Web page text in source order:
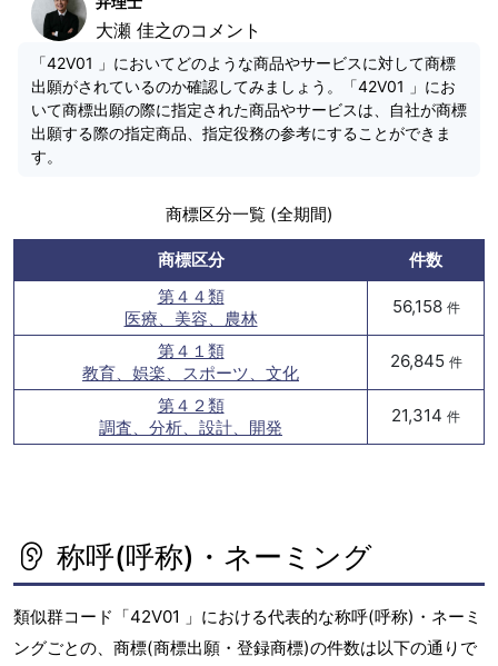
大瀬 佳之のコメント
「42V01 」においてどのような商品やサービスに対して商標
出願がされているのか確認してみましょう。「42V01 」にお
いて商標出願の際に指定された商品やサービスは、自社が商標
出願する際の指定商品、指定役務の参考にすることができま
す。
商標区分一覧 (全期間)
商標区分
件数
第４４類
医療、美容、農林
56,158 件
第４１類
教育、娯楽、スポーツ、文化
26,845 件
第４２類
調査、分析、設計、開発
21,314 件
称呼(呼称)・ネーミング
類似群コード「42V01 」における代表的な称呼(呼称)・ネーミ
ングごとの、商標(商標出願・登録商標)の件数は以下の通りで